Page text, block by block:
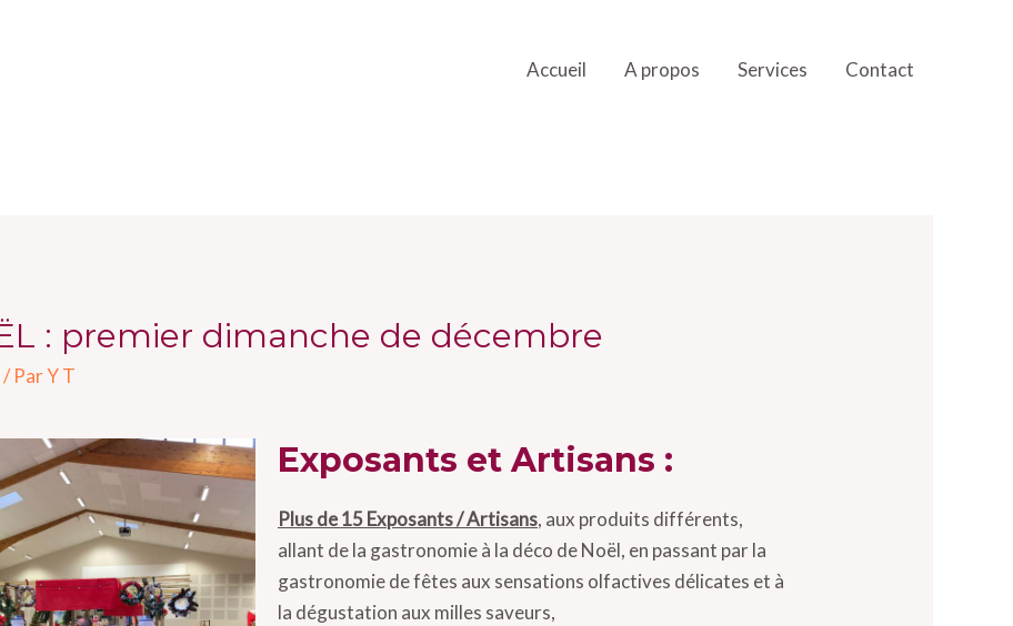
Accueil A propos Services Contact
: premier dimanche de décembre
/ ParY T
Exposants et Artisans :
Plus de 15 Exposants / Artisans, aux produits différents,
allant de la gastronomie à la déco de Noël, en passant par la
gastronomie de fêtes aux sensations olfactives délicates et à
la dégustation aux milles saveurs,